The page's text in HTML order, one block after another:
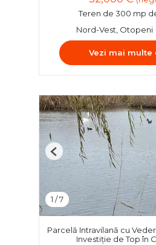
Teren de 300 mp
Nord-Vest, Otopeni
Vezi mai multe
1 /7
Previous
Parcelă Intravilană cu
Investiție de Top în